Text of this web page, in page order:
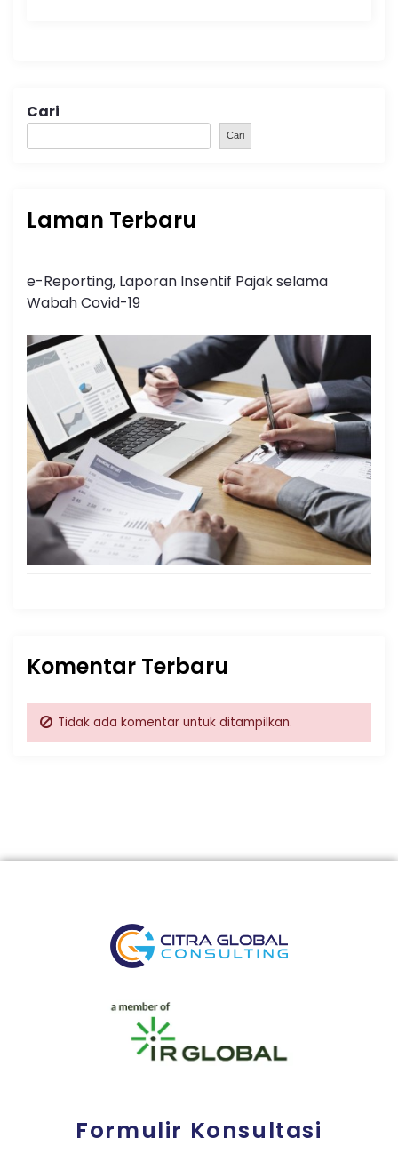
Cari
Cari
Laman Terbaru
e-Reporting, Laporan Insentif Pajak selama
Wabah Covid-19
Komentar Terbaru
Tidak ada komentar untuk ditampilkan.
Formulir Konsultasi